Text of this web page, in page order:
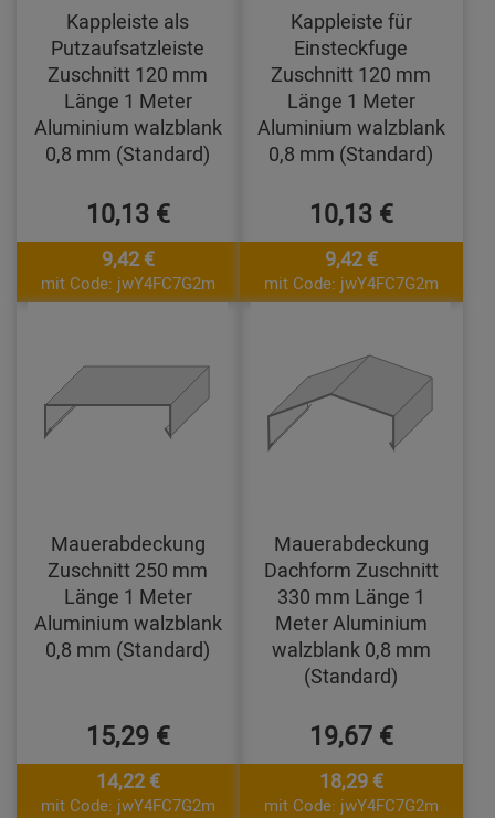
Kappleiste als
Putzaufsatzleiste
Zuschnitt 120 mm
Länge 1 Meter
Aluminium walzblank
0,8 mm (Standard)
10,13 €
9,42 €
mit Code: jwY4FC7G2m
Kappleiste für
Einsteckfuge
Zuschnitt 120 mm
Länge 1 Meter
Aluminium walzblank
0,8 mm (Standard)
10,13 €
9,42 €
mit Code: jwY4FC7G2m
Mauerabdeckung
Zuschnitt 250 mm
Länge 1 Meter
Aluminium walzblank
0,8 mm (Standard)
15,29 €
14,22 €
mit Code: jwY4FC7G2m
Mauerabdeckung
Dachform Zuschnitt
330 mm Länge 1
Meter Aluminium
walzblank 0,8 mm
(Standard)
19,67 €
18,29 €
mit Code: jwY4FC7G2m